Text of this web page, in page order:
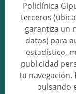
26/02/10
Policlínica
terceros
garantiza un
datos) para
estadístico,
publicidad
tu navegación.
pulsando